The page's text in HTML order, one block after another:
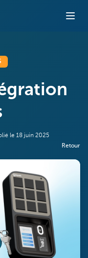
le 18 juin 2025
Retour